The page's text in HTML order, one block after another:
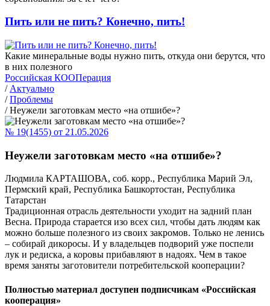
Пить или не пить? Конечно, пить!
Какие минеральные воды нужно пить, откуда они берутся, что
в них полезного
Российская КООПерация
/ Актуально
/ Проблемы
/ Неужели заготовкам место «на отшибе»?
№ 19(1455) от 21.05.2026
Неужели заготовкам место «на отшибе»?
Людмила КАРТАШОВА, соб. корр., Республика Марий Эл,
Пермский край, Республика Башкортостан, Республика
Татарстан
Традиционная отрасль деятельности уходит на задний план
Весна. Природа старается изо всех сил, чтобы дать людям как
можно больше полезного из своих закромов. Только не ленись
– собирай дикоросы. И у владельцев подворий уже поспели
лук и редиска, а коровы прибавляют в надоях. Чем в такое
время заняты заготовители потребительской кооперации?
Полностью материал доступен подписчикам «Российская
кооперация»